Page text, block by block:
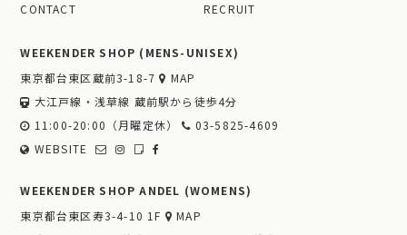
CONTACT
RECRUIT
WEEKENDER SHOP (MENS-UNISEX)
東京都台東区蔵前3-18-7
MAP
大江戸線・浅草線 蔵前駅から徒歩4分
11:00-20:00（月曜定休）
03-5825-4609
WEBSITE
WEEKENDER SHOP ANDEL (WOMENS)
東京都台東区寿3-4-10 1F
MAP